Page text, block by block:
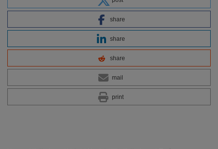
share
share
share
mail
print